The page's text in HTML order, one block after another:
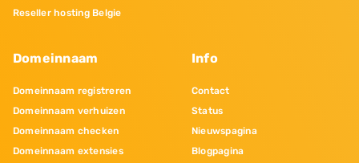
Reseller hosting Belgie
Domeinnaam
Domeinnaam registreren
Domeinnaam verhuizen
Domeinnaam checken
Domeinnaam extensies
Info
Contact
Status
Nieuwspagina
Blogpagina